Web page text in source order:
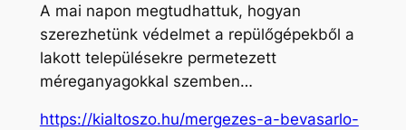
SHARE
LINK
EMBED
A mai napon megtudhattuk, hogyan
szerezhetünk védelmet a repülőgépekből a
lakott településekre permetezett
méreganyagokkal szemben…
https://kialtoszo.hu/mergezes-a-bevasarlo-